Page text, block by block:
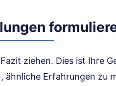
ziehen. Dies ist Ihre
ähnliche Erfahrungen zu